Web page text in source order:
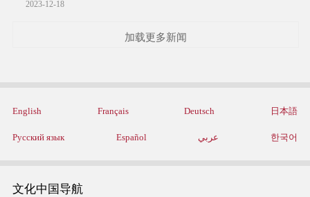
2023-12-18
加载更多新闻
English Français Deutsch 日本語
Русский язык Español عربي 한국어
文化中国导航